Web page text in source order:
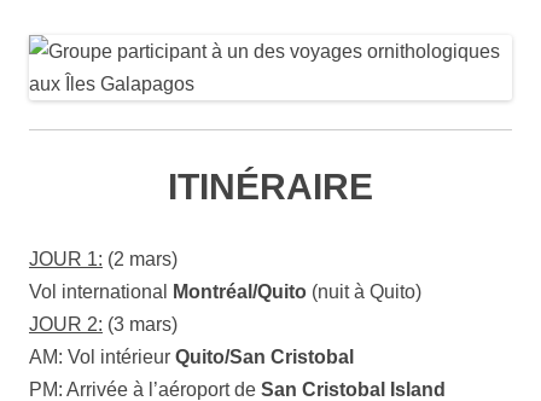
ITINÉRAIRE
JOUR 1: (2 mars)
Vol international
Montréal/Quito (nuit à Quito)
JOUR 2: (3 mars)
AM: Vol intérieur Quito/San Cristobal
PM: Arrivée à l’aéroport de San Cristobal
Island